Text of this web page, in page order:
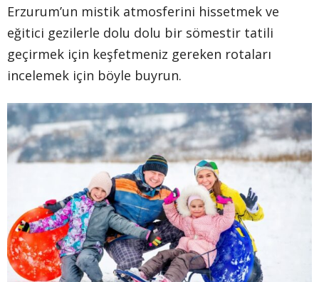
Erzurum’un mistik atmosferini hissetmek ve
eğitici gezilerle dolu dolu bir sömestir tatili
geçirmek için keşfetmeniz gereken rotaları
incelemek için böyle buyrun.